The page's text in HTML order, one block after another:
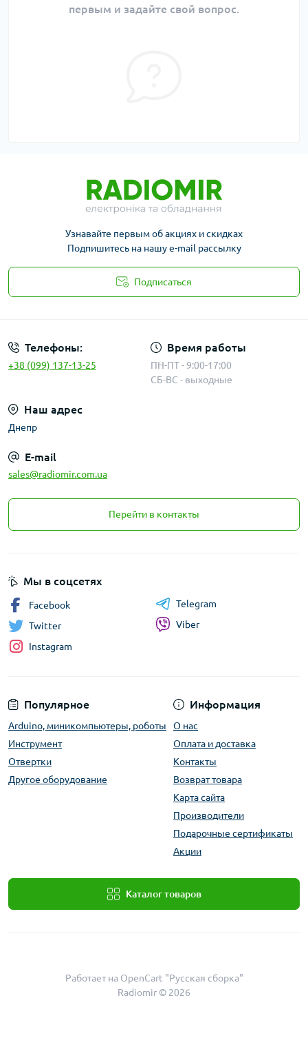
первым и задайте свой вопрос.
Узнавайте первым об акциях и скидках
Подпишитесь на нашу e-mail рассылку
Подписаться
Телефоны:
+38 (099) 137-13-25
Время работы
ПН-ПТ - 9:00-17:00
СБ-ВС - выходные
Наш адрес
Днепр
E-mail
sales@radiomir.com.ua
Перейти в контакты
Популярное
Arduino, миникомпьютеры, роботы
Инструмент
Отвертки
Другое оборудование
Информация
О нас
Оплата и доставка
Контакты
Возврат товара
Карта сайта
Производители
Подарочные сертификаты
Акции
Каталог товаров
Мы в соцсетях
Facebook
Twitter
Instagram
Telegram
Viber
Работает на OpenCart "Русская сборка"
Radiomir © 2026